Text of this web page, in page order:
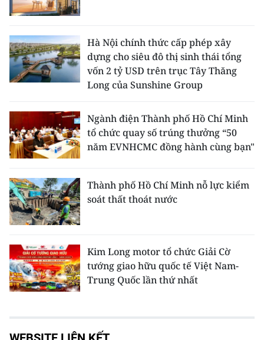
Hà Nội chính thức cấp phép xây
dựng cho siêu đô thị sinh thái tổng
vốn 2 tỷ USD trên trục Tây Thăng
Long của Sunshine Group
Ngành điện Thành phố Hồ Chí Minh
tổ chức quay số trúng thưởng “50
năm EVNHCMC đồng hành cùng bạn"
Thành phố Hồ Chí Minh nỗ lực kiểm
soát thất thoát nước
Kim Long motor tổ chức Giải Cờ
tướng giao hữu quốc tế Việt Nam-
Trung Quốc lần thứ nhất